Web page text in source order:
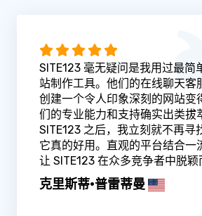
SITE123 毫无疑问是我用过最简
站制作工具。他们的在线聊天客
创建一个令人印象深刻的网站变
们的专业能力和支持确实出类拔
SITE123 之后，我立刻就不再
它真的好用。直观的平台结合一
让 SITE123 在众多竞争者中脱颖
克里斯蒂·普雷蒂曼